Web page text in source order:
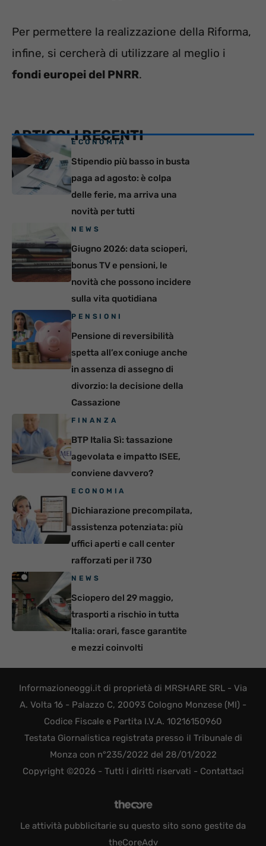
Per permettere la realizzazione della Riforma,
infine, si cercherà di utilizzare al meglio i
fondi europei del PNRR.
ARTICOLI RECENTI
ECONOMIA
Stipendio più basso in busta
paga ad agosto: è colpa
delle ferie, ma arriva una
novità per tutti
NEWS
Giugno 2026: data scioperi,
bonus TV e pensioni, le
novità che possono incidere
sulla vita quotidiana
PENSIONI
Pensione di reversibilità
spetta all’ex coniuge anche
in assenza di assegno di
divorzio: la decisione della
Cassazione
FINANZA
BTP Italia Sì: tassazione
agevolata e impatto ISEE,
conviene davvero?
ECONOMIA
Dichiarazione precompilata,
assistenza potenziata: più
uffici aperti e call center
rafforzati per il 730
NEWS
Sciopero del 29 maggio,
trasporti a rischio in tutta
Italia: orari, fasce garantite
e mezzi coinvolti
Informazioneoggi.it di proprietà di MRSHARE SRL - Via
A. Volta 16 - Palazzo C, 20093 Cologno Monzese (MI) -
Codice Fiscale e Partita I.V.A. 10216150960
Testata Giornalistica registrata presso il Tribunale di
Monza con n°235/2022 del 28/01/2022
Copyright ©2026 - Tutti i diritti riservati - Contattaci
Le attività pubblicitarie su questo sito sono gestite da
theCoreAdv